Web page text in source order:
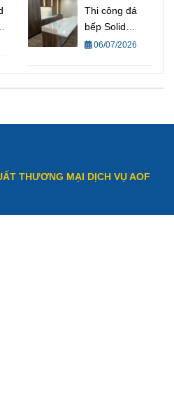
Thất AOF
truyền thống
Thi công đá
bếp Solid
Surface liền
pháp nâng tầm
không gian
06/07/2026
THƯƠNG MẠI DỊCH VỤ AOF